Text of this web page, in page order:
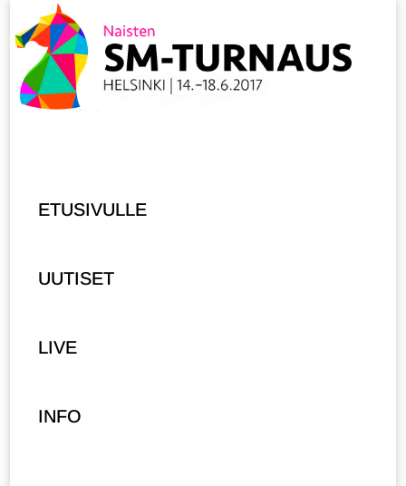
ETUSIVULLE
UUTISET
LIVE
INFO